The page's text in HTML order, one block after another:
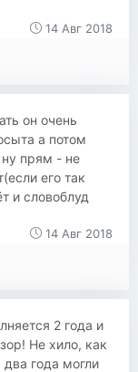
14 Авг 2018
он очень
а потом
ну прям - не
его так
и словоблуд
14 Авг 2018
2 года и
Не хило, как
года могли